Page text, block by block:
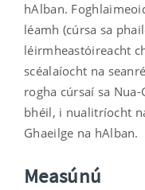
hAlban.
léamh (cúrsa sa
léirmheastóireacht
scéalaíocht na
rogha cúrsaí sa
bhéil, i nualitríocht
Ghaeilge na hAlban.
Measúnú